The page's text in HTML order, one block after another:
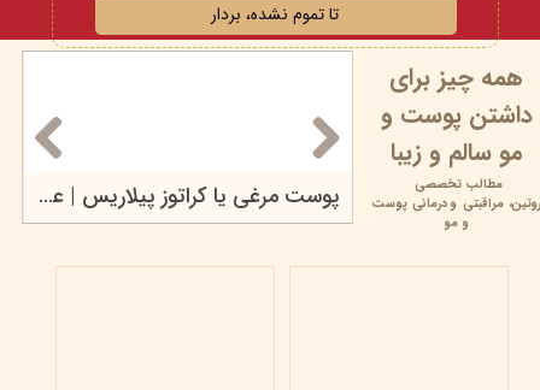
تا تموم نشده، بردار
پوست مرغی یا کراتوز پیلاریس | علت، علائم، درمان و... محصولات مراقبت پوستی بیومیمتیک
همه چیز برای
داشتن پوست و
مو سالم و زیبا
مطالب تخصصی
روتین،مراقبتی ودرمانی پوست
و مو